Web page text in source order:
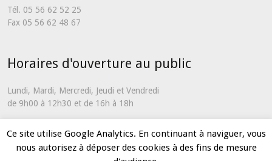
Tél. 05 56 62 52 25
Fax 05 56 62 48 67
Horaires d'ouverture au public
Lundi, Mardi, Mercredi, Jeudi et Vendredi
de 9h00 à 12h30 et de 16h à 18h
En dehors de ces horaires et uniquement en cas d'urgence, vous
pouvez nous contacter via notre
Ce site utilise Google Analytics. En continuant à naviguer, vous
nous autorisez à déposer des cookies à des fins de mesure